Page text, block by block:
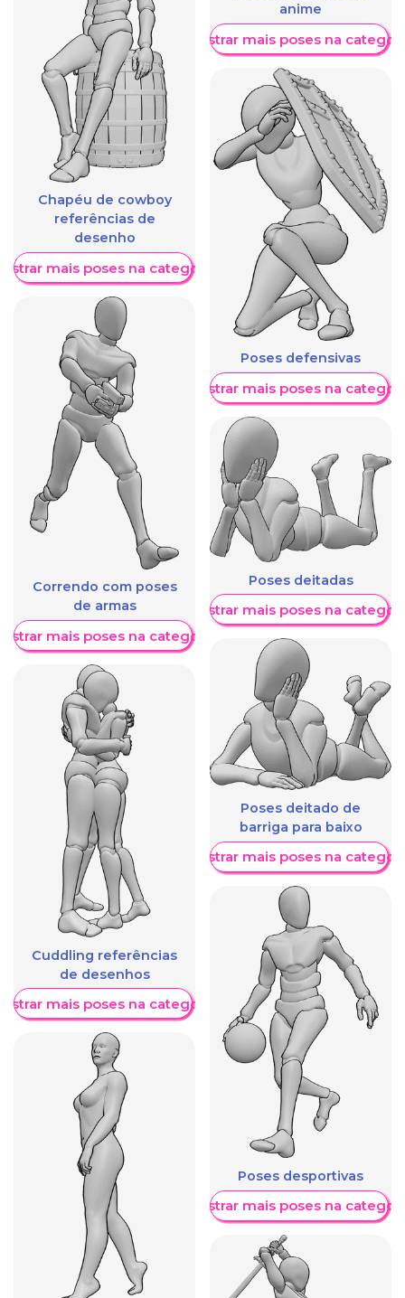
Chapéu de cowboy
referências de
desenho
mais poses na categoria
Correndo com poses
de armas
mais poses na categoria
Cuddling referências
de desenhos
mais poses na categoria
anime
Mostrar mais poses na
Poses defensivas
Mostrar mais poses na
Poses deitadas
Mostrar mais poses na
Poses deitado de
barriga para baixo
Mostrar mais poses na
Poses desportivas
Mostrar mais poses na